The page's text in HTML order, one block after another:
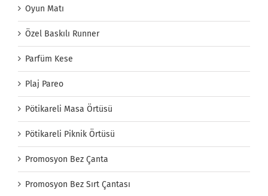
Oyun Matı
Özel Baskılı Runner
Parfüm Kese
Plaj Pareo
Pötikareli Masa Örtüsü
Pötikareli Piknik Örtüsü
Promosyon Bez Çanta
Promosyon Bez Sırt Çantası